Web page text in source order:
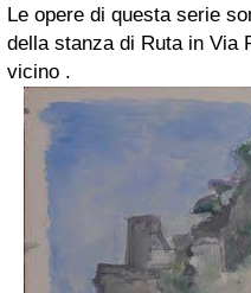
Le opere di questa serie
della stanza di Ruta in Via
vicino .